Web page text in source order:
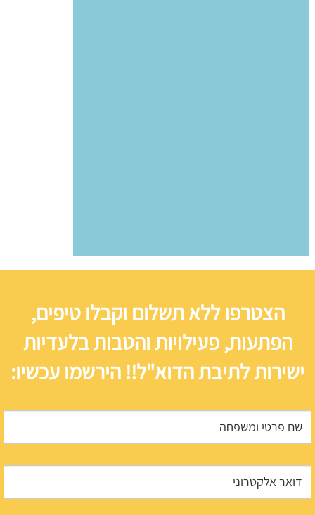
הצטרפו ללא תשלום וקבלו טיפים,
הפתעות, פעילויות והטבות בלעדיות
ישירות לתיבת הדוא"ל!! הירשמו עכשיו: